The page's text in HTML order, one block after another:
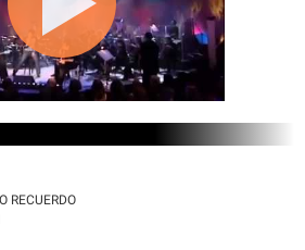
RECUERDO